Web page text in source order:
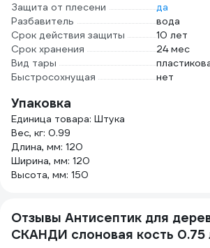
Защита от плесени
да
Разбавитель
вода
Срок действия защиты
10 лет
Срок хранения
24 мес
Вид тары
Быстросохнущая
нет
Упаковка
Единица товара: Штука
Вес, кг: 0.99
Длина, мм: 120
Ширина, мм: 120
Высота, мм: 150
Отзывы Антисептик для
СКАНДИ слоновая кость